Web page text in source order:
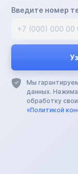
Введите номер
Мы
данных.
обработку
«Политикой